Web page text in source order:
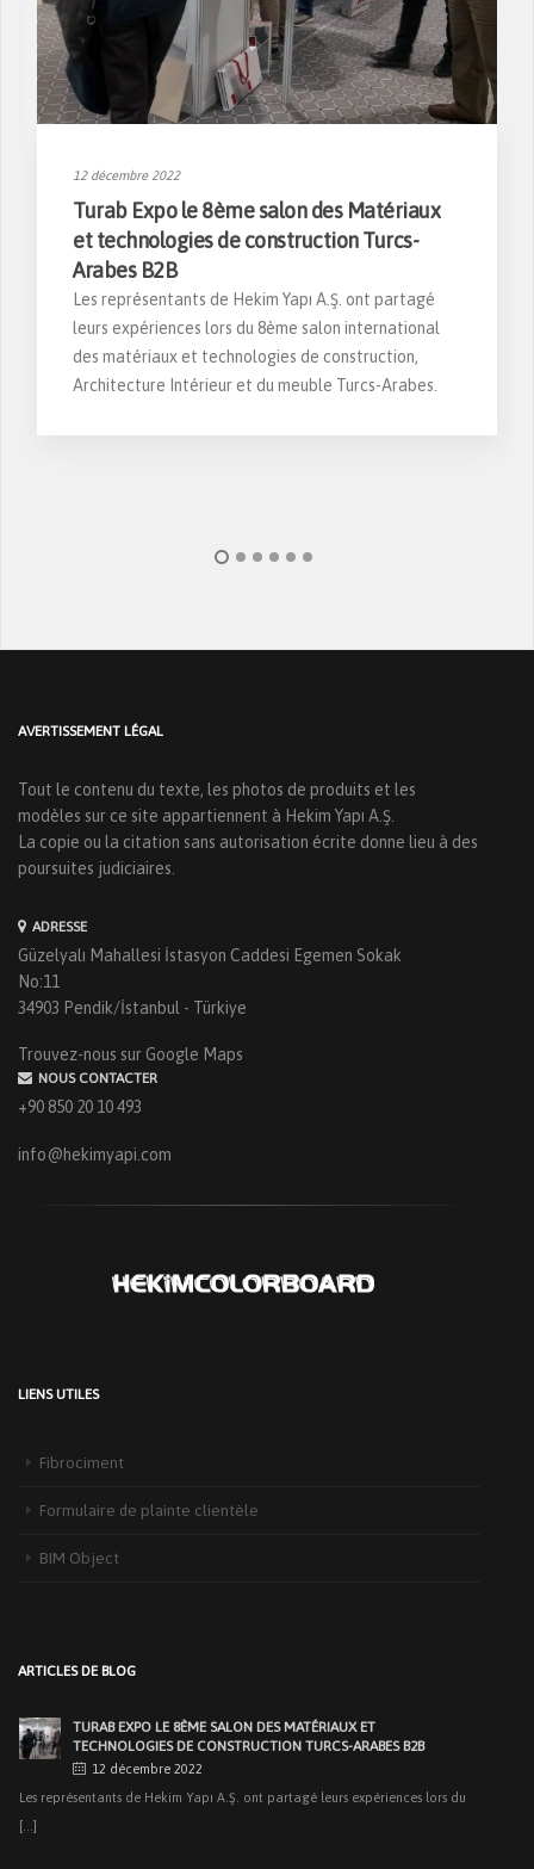
12 décembre 2022
Turab Expo le 8ème salon des Matériaux
et technologies de construction Turcs-
Arabes B2B
Les représentants de Hekim Yapı A.Ş. ont partagé
leurs expériences lors du 8ème salon international
des matériaux et technologies de construction,
Architecture Intérieur et du meuble Turcs-Arabes.
AVERTISSEMENT LÉGAL
Tout le contenu du texte, les photos de produits et les
modèles sur ce site appartiennent à Hekim Yapı A.Ş.
La copie ou la citation sans autorisation écrite donne lieu à des
poursuites judiciaires.
ADRESSE
Güzelyalı Mahallesi İstasyon Caddesi Egemen Sokak
No:11
34903 Pendik/İstanbul - Türkiye
Trouvez-nous sur Google Maps
NOUS CONTACTER
+90 850 20 10 493
info@hekimyapi.com
LIENS UTILES
Fibrociment
Formulaire de plainte clientèle
BIM Object
ARTICLES DE BLOG
[...]
TURAB EXPO LE 8ÈME SALON DES MATÉRIAUX ET
TECHNOLOGIES DE CONSTRUCTION TURCS-ARABES B2B
12 décembre 2022
Les représentants de Hekim Yapı A.Ş. ont partagé leurs expériences lors du
[...]